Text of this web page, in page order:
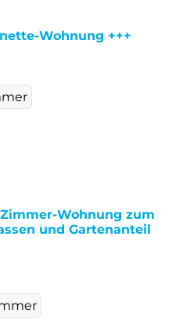
Wohnung +++
Wohnung zum
und Gartenanteil